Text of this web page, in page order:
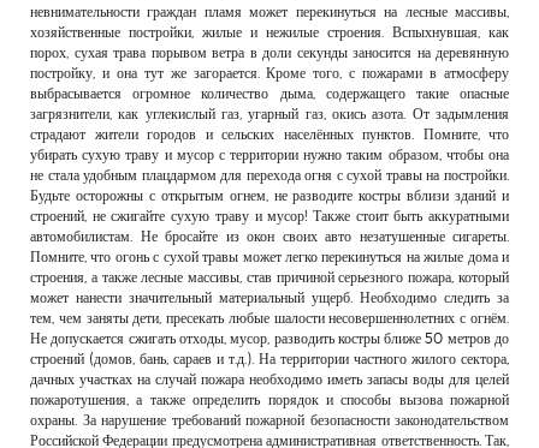
невнимательности граждан пламя может перекинуться на лесные массивы,
хозяйственные постройки, жилые и нежилые строения. Вспыхнувшая, как
порох, сухая трава порывом ветра в доли секунды заносится на деревянную
постройку, и она тут же загорается. Кроме того, с пожарами в атмосферу
выбрасывается огромное количество дыма, содержащего такие опасные
загрязнители, как углекислый газ, угарный газ, окись азота. От задымления
страдают жители городов и сельских населённых пунктов. Помните, что
убирать сухую траву и мусор с территории нужно таким образом, чтобы она
не стала удобным плацдармом для перехода огня с сухой травы на постройки.
Будьте осторожны с открытым огнем, не разводите костры вблизи зданий и
строений, не сжигайте сухую траву и мусор! Также стоит быть аккуратными
автомобилистам. Не бросайте из окон своих авто незатушенные сигареты.
Помните, что огонь с сухой травы может легко перекинуться на жилые дома и
строения, а также лесные массивы, став причиной серьезного пожара, который
может нанести значительный материальный ущерб. Необходимо следить за
тем, чем заняты дети, пресекать любые шалости несовершеннолетних с огнём.
Не допускается сжигать отходы, мусор, разводить костры ближе 50 метров до
строений (домов, бань, сараев и т.д.). На территории частного жилого сектора,
дачных участках на случай пожара необходимо иметь запасы воды для целей
пожаротушения, а также определить порядок и способы вызова пожарной
охраны. За нарушение требований пожарной безопасности законодательством
Российской Федерации предусмотрена административная ответственность. Так,